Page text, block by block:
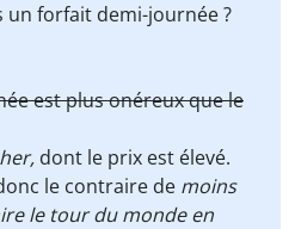
un forfait demi-journée ?
est plus onéreux que le
dont le prix est élevé.
le contraire de moins
le tour du monde en